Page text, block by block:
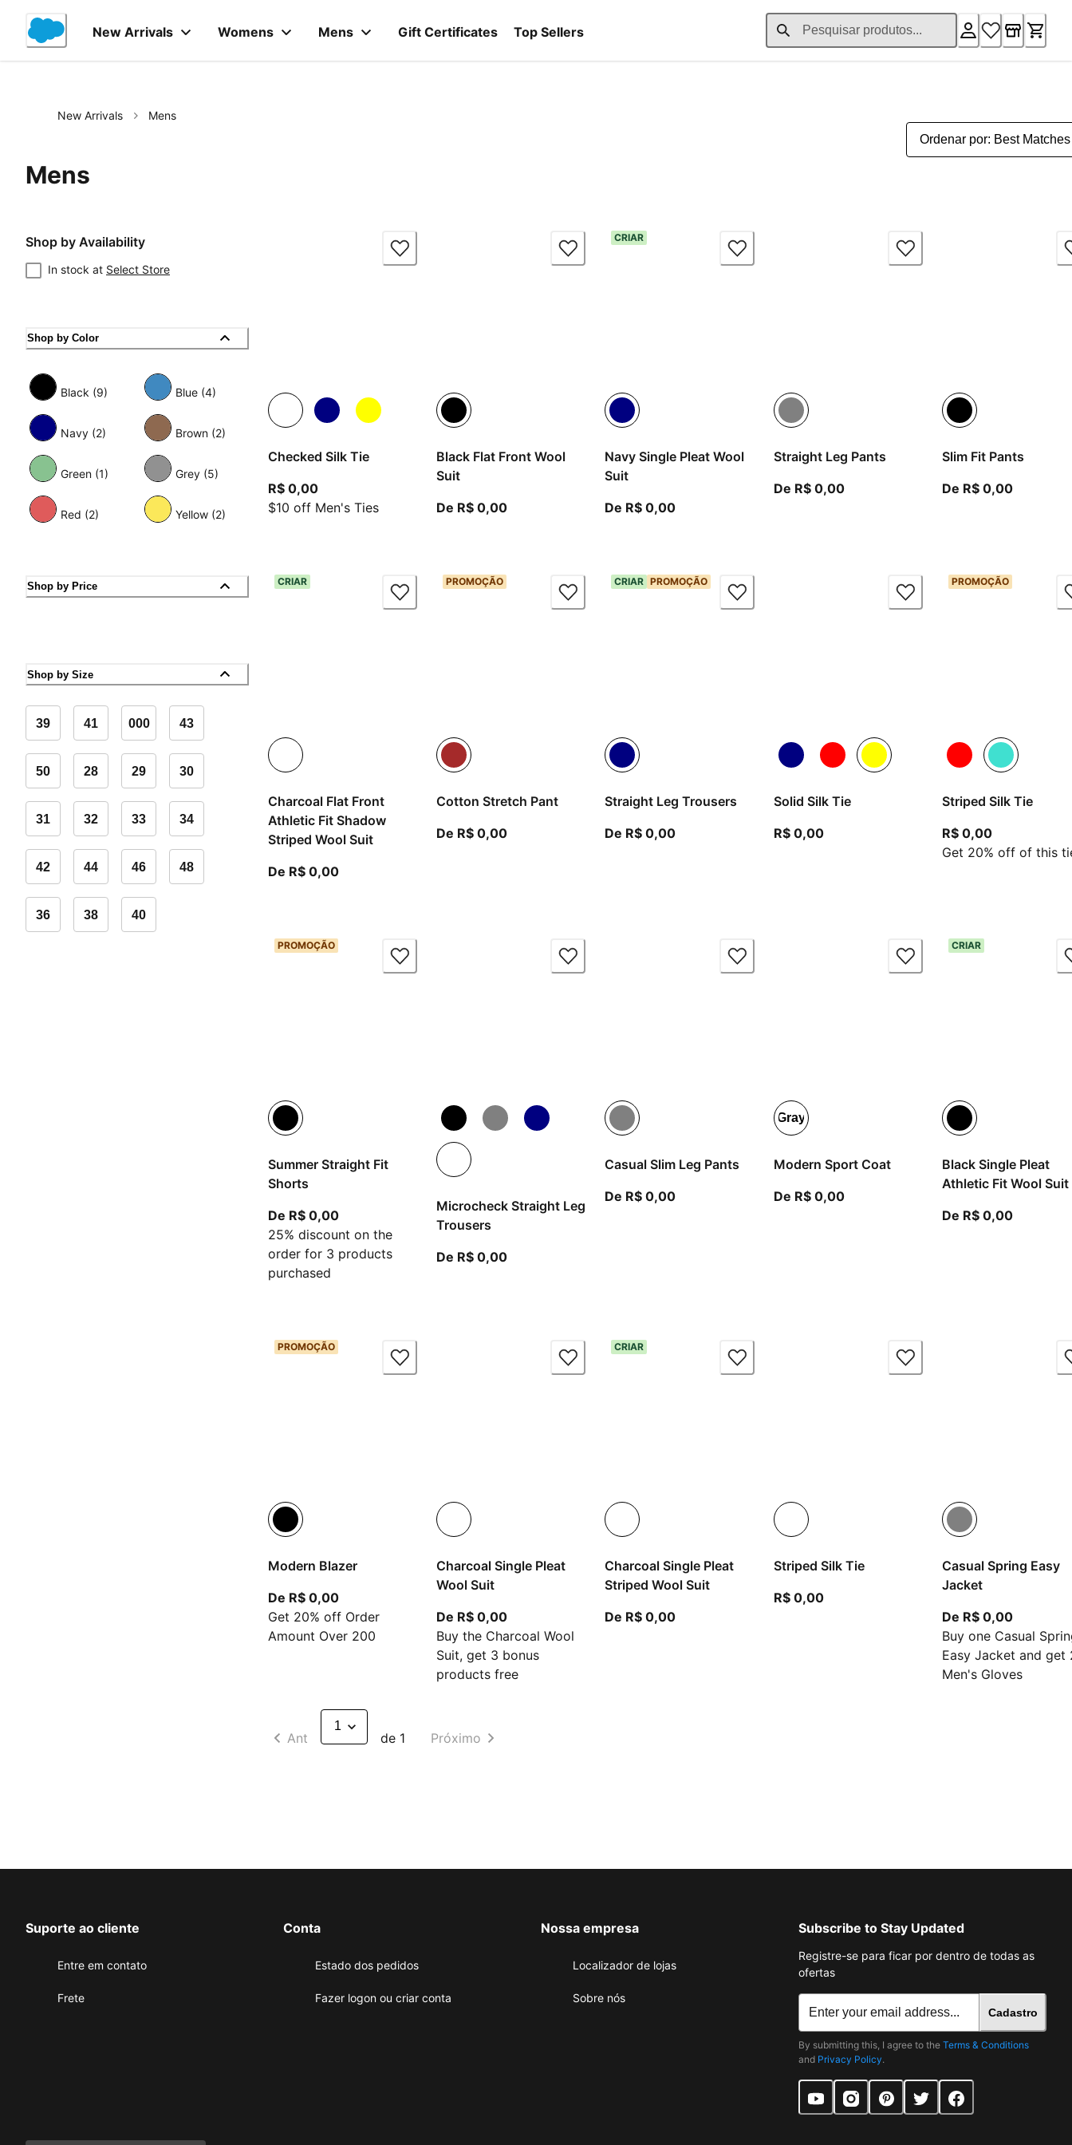
Content
New Arrivals Womens Mens Gift Certificates Top Sellers
New Arrivals Mens
Mens
Shop by Availability
In stock at Select Store
Shop by Color
Black (9) Blue (4)
Navy (2) Brown (2)
Green (1) Grey (5)
Red (2) Yellow (2)
Shop by Price
Shop by Size
39 41 000 43
50 28 29 30
31 32 33 34
42 44 46 48
36 38 40
Checked Silk Tie
R$ 0,00preço atual R$ 0,00
$10 off Men's Ties
Black Flat Front Wool
Suit
De R$ 0,00A partir do preço atual R$ 0,00
Navy Single Pleat Wool
Suit
De R$ 0,00A partir do preço atual R$ 0,00
CRIAR
Straight Leg Pants
De R$ 0,00A partir do preço atual R$ 0,00
Slim Fit Pants
De R$ 0,00A partir
Charcoal Flat Front
Athletic Fit Shadow
Striped Wool Suit
De R$ 0,00A partir do preço atual R$ 0,00
CRIAR
Cotton Stretch Pant
De R$ 0,00A partir do preço atual R$ 0,00
PROMOÇÃO
Straight Leg Trousers
De R$ 0,00A partir do preço atual R$ 0,00
CRIAR PROMOÇÃO
Solid Silk Tie
R$ 0,00preço atual R$ 0,00
Striped Silk Tie
R$ 0,00preço atual
Get 20% off of this
PROMOÇÃO
Summer Straight Fit
Shorts
De R$ 0,00A partir do preço atual R$ 0,00
25% discount on the
order for 3 products
purchased
PROMOÇÃO
Microcheck Straight Leg
Trousers
De R$ 0,00A partir do preço atual R$ 0,00
Casual Slim Leg Pants
De R$ 0,00A partir do preço atual R$ 0,00
Gray
Modern Sport Coat
De R$ 0,00A partir do preço atual R$ 0,00
Black Single Pleat
Athletic Fit Wool Suit
De R$ 0,00A partir
CRIAR
Modern Blazer
De R$ 0,00A partir do preço atual R$ 0,00
Get 20% off Order
Amount Over 200
PROMOÇÃO
Charcoal Single Pleat
Wool Suit
De R$ 0,00A partir do preço atual R$ 0,00
Buy the Charcoal Wool
Suit, get 3 bonus
products free
Charcoal Single Pleat
Striped Wool Suit
De R$ 0,00A partir do preço atual R$ 0,00
CRIAR
Striped Silk Tie
R$ 0,00preço atual R$ 0,00
Casual Spring Easy
Jacket
De R$ 0,00A partir
Buy one Casual
Easy Jacket and get
Men's Gloves
Ant de 1 Próximo
Suporte ao cliente
Entre em contato
Frete
Conta
Estado dos pedidos
Fazer logon ou criar conta
Nossa empresa
Localizador de lojas
Sobre nós
Subscribe to Stay Updated
Registre-se para ficar por dentro de todas as
ofertas
Cadastro
By submitting this, I agree to the Terms & Conditions
and Privacy Policy.